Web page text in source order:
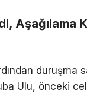
Aşağılama
duruşma
Ulu, önceki